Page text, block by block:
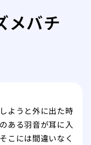
ス
る方
ス
メバチ
ようと外に出た時
ある羽音が耳に入
こには間違いなく